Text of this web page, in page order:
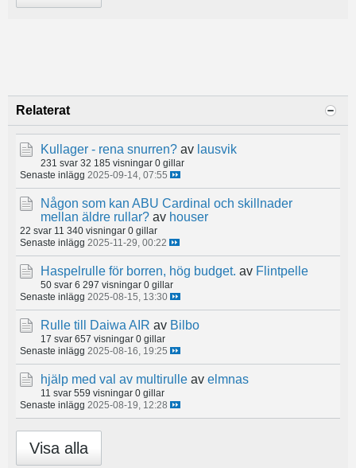
Relaterat
Kullager - rena snurren? av lausvik
231 svar 32 185 visningar 0 gillar
Senaste inlägg 2025-09-14, 07:55
Någon som kan ABU Cardinal och skillnader
mellan äldre rullar? av houser
22 svar 11 340 visningar 0 gillar
Senaste inlägg 2025-11-29, 00:22
Haspelrulle för borren, hög budget. av Flintpelle
50 svar 6 297 visningar 0 gillar
Senaste inlägg 2025-08-15, 13:30
Rulle till Daiwa AIR av Bilbo
17 svar 657 visningar 0 gillar
Senaste inlägg 2025-08-16, 19:25
hjälp med val av multirulle av elmnas
11 svar 559 visningar 0 gillar
Senaste inlägg 2025-08-19, 12:28
Visa alla